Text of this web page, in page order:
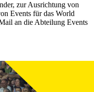
zur Ausrichtung von
Events für das World
an die Abteilung Events